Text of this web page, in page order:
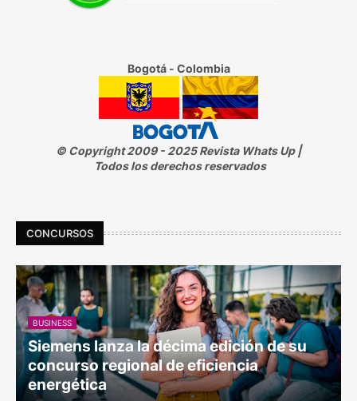
Bogotá - Colombia
© Copyright 2009 - 2025 Revista Whats Up |
Todos los derechos reservados
CONCURSOS
BUSINESS
Siemens lanza la décima edición de su
concurso regional de eficiencia
energética